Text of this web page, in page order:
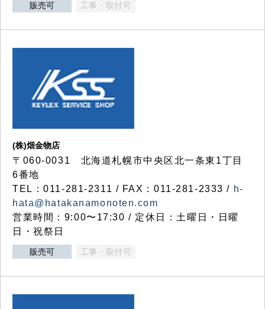
販売可 工事・取付可
(株)畑金物店
〒060-0031 北海道札幌市中央区北一条東1丁目
6番地
TEL：011-281-2311 / FAX：011-281-2333 / h-
hata@hatakanamonoten.com
営業時間：9:00〜17:30 / 定休日：土曜日・日曜
日・祝祭日
販売可 工事・取付可